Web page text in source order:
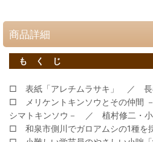
商品詳細
も く じ
□ 表紙「アレチムラサキ」 ／ 長
□ メリケントキンソウとその仲間
シマトキンソウ－ ／ 植村修二・小
□ 和泉市側川でガロアムシの1種